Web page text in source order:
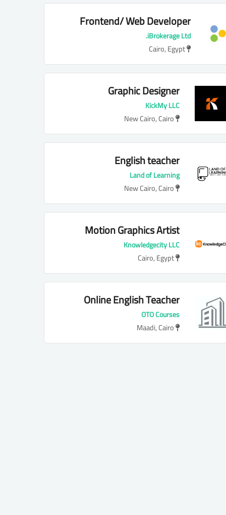
Frontend/ Web Developer
(Full-Time, Remote)
iBrokerage Ltd.
Cairo, Egypt
Graphic Designer
KickMy LLC
New Cairo, Cairo
English teacher
Land of Learning
New Cairo, Cairo
Motion Graphics Artist
Knowledgecity LLC
Cairo, Egypt
Online English Teacher
OTO Courses
Maadi, Cairo